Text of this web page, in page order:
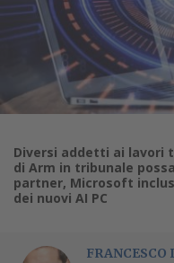
Diversi addetti ai lavori
di Arm in tribunale
partner, Microsoft
dei nuovi AI PC
FRANCESCO